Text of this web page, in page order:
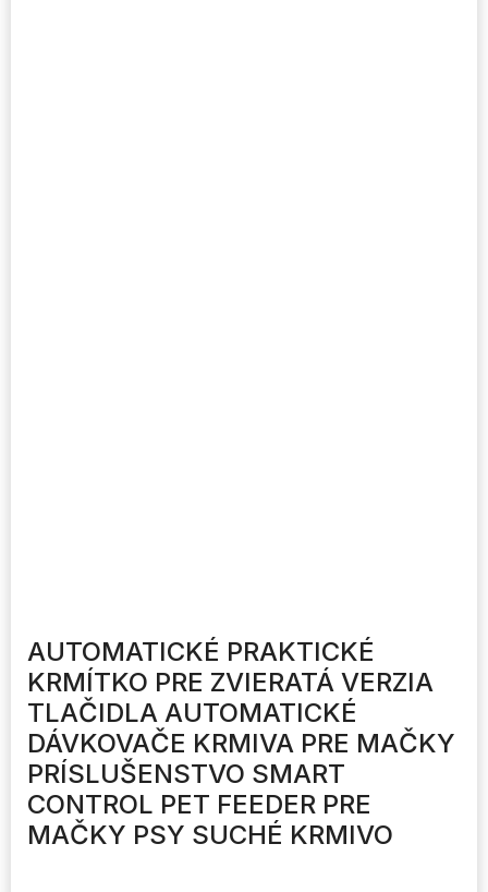
AUTOMATICKÉ PRAKTICKÉ
KRMÍTKO PRE ZVIERATÁ VERZIA
TLAČIDLA AUTOMATICKÉ
DÁVKOVAČE KRMIVA PRE MAČKY
PRÍSLUŠENSTVO SMART
CONTROL PET FEEDER PRE
MAČKY PSY SUCHÉ KRMIVO